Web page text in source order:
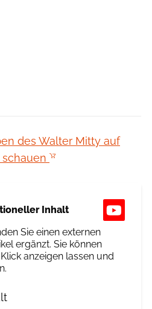
des Walter Mitty auf
Inhalt
Sie einen externen
ergänzt. Sie können
anzeigen lassen und